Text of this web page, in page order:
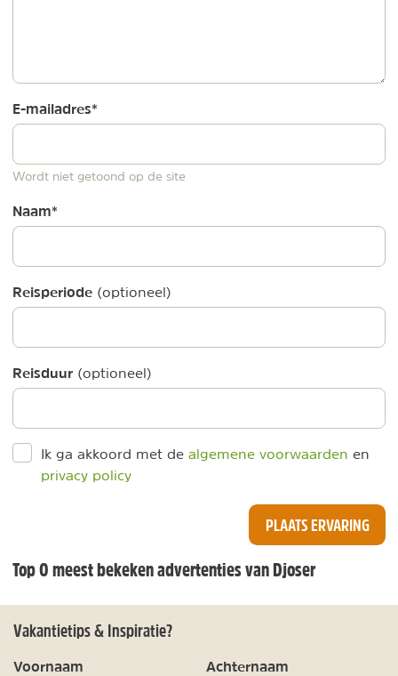
E-mailadres*
Wordt niet getoond op de site
Naam*
Reisperiode (optioneel)
Reisduur (optioneel)
Ik ga akkoord met de algemene voorwaarden en
privacy policy
PLAATS ERVARING
Top 0 meest bekeken advertenties van Djoser
Vakantietips & Inspiratie?
Voornaam Achternaam